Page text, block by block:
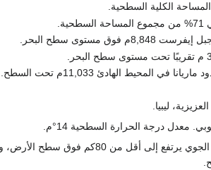
سطح البحر.
الهادئ 11,033م تحت السطح.
الغلاف الجوي: الارتفاع – أكثر من 99% من الغلاف الجوي يرتفع